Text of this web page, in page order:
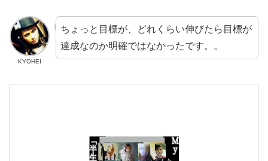
KYOHEI
ちょっと目標が、どれくらい伸びたら目標が
達成なのか明確ではなかったです。。